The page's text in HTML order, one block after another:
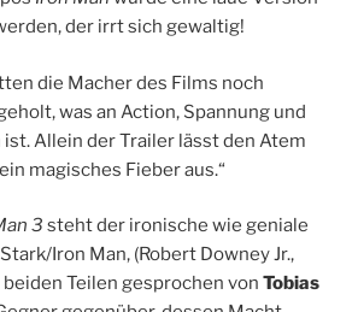
der irrt sich gewaltig!
die Macher des Films noch
was an Action, Spannung und
Allein der Trailer lässt den Atem
magisches Fieber aus.“
3 steht der ironische wie geniale
Iron Man, (Robert Downey Jr.,
Teilen gesprochen von Tobias